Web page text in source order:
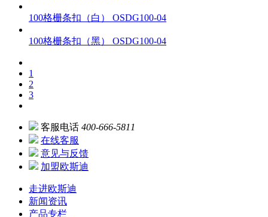
100格栅条扣（白） OSDG100-04
100格栅条扣（黑） OSDG100-04
1
2
3
客服电话 400-666-5811
在线客服
意见与反馈
加盟欧斯迪
走进欧斯迪
新闻资讯
产品专栏